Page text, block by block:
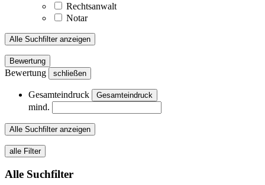
Rechtsanwalt
Notar
Alle Suchfilter anzeigen
Bewertung
Bewertung schließen
Gesamteindruck Gesamteindruck
mind.
Alle Suchfilter anzeigen
alle Filter
Alle Suchfilter